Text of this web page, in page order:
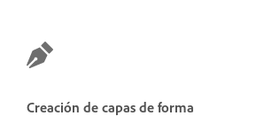
Creación de capas de forma